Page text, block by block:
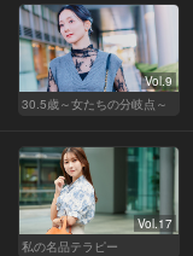
Vol.9
30.5歳～女たちの分岐点～
Vol.17
私の名品テラピー